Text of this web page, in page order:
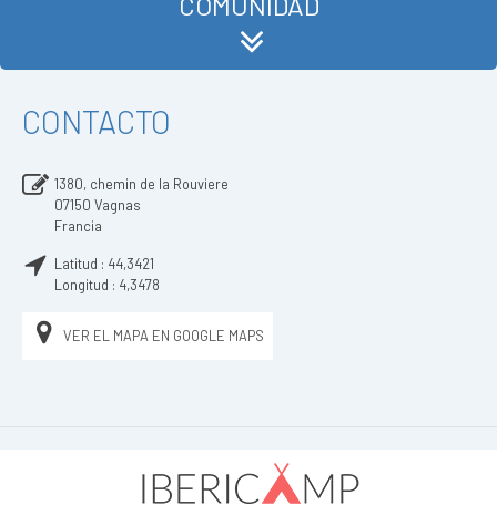
CONTACTO
1380, chemin de la Rouviere
07150 Vagnas
Francia
Latitud : 44,3421
Longitud : 4,3478
VER EL MAPA EN GOOGLE MAPS